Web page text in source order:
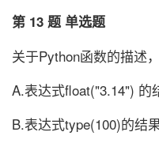
第 13 题 单选题
关于Python函数的描述
A.表达式float("3.14") 的
B.表达式type(100)的结